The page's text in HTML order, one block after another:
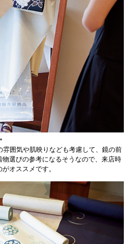
囲気や肌映りなども考慮して、鏡の前
選びの参考になるそうなので、来店時
オススメです。